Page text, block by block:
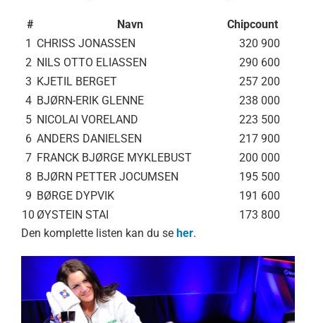
# Navn
Chipcount
1
CHRISS JONASSEN
320 900
2 NILS OTTO ELIASSEN
290 600
3 KJETIL BERGET
257 200
4 BJØRN-ERIK GLENNE
238 000
5 NICOLAI VORELAND
223 500
6 ANDERS DANIELSEN
217 900
7 FRANCK BJØRGE MYKLEBUST
200 000
8 BJØRN PETTER JOCUMSEN
195 500
9 BØRGE DYPVIK
191 600
10 ØYSTEIN STAI
173 800
Den komplette listen kan du se her.